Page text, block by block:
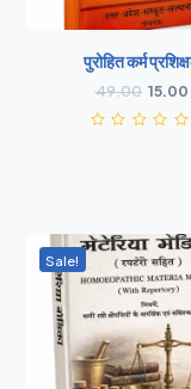
पुरोहित कर्म
49.00 15.00
Sale!